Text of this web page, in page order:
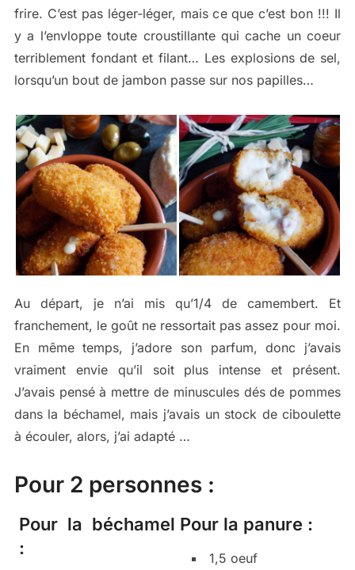
frire. C’est pas léger-léger, mais ce que c’est bon !!! Il
y a l’envloppe toute croustillante qui cache un coeur
terriblement fondant et filant… Les explosions de sel,
lorsqu’un bout de jambon passe sur nos papilles…
Au départ, je n’ai mis qu’1/4 de camembert. Et
franchement, le goût ne ressortait pas assez pour moi.
En même temps, j’adore son parfum, donc j’avais
vraiment envie qu’il soit plus intense et présent.
J’avais pensé à mettre de minuscules dés de pommes
dans la béchamel, mais j’avais un stock de ciboulette
à écouler, alors, j’ai adapté …
Pour 2 personnes :
Pour la béchamel
:
Pour la panure :
1,5 oeuf